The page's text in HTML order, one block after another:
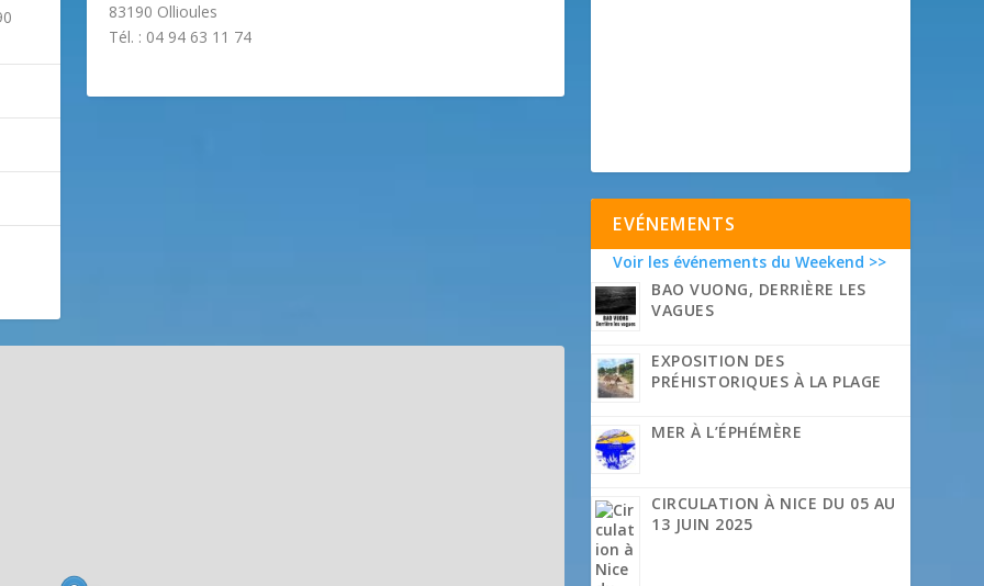
83190 Ollioules
Tél. : 04 94 63 11 74
EVÉNEMENTS
Voir les événements du Weekend >>
BAO VUONG, DERRIÈRE LES
VAGUES
EXPOSITION DES
PRÉHISTORIQUES À LA PLAGE
MER À L’ÉPHÉMÈRE
CIRCULATION À NICE DU 05 AU
13 JUIN 2025